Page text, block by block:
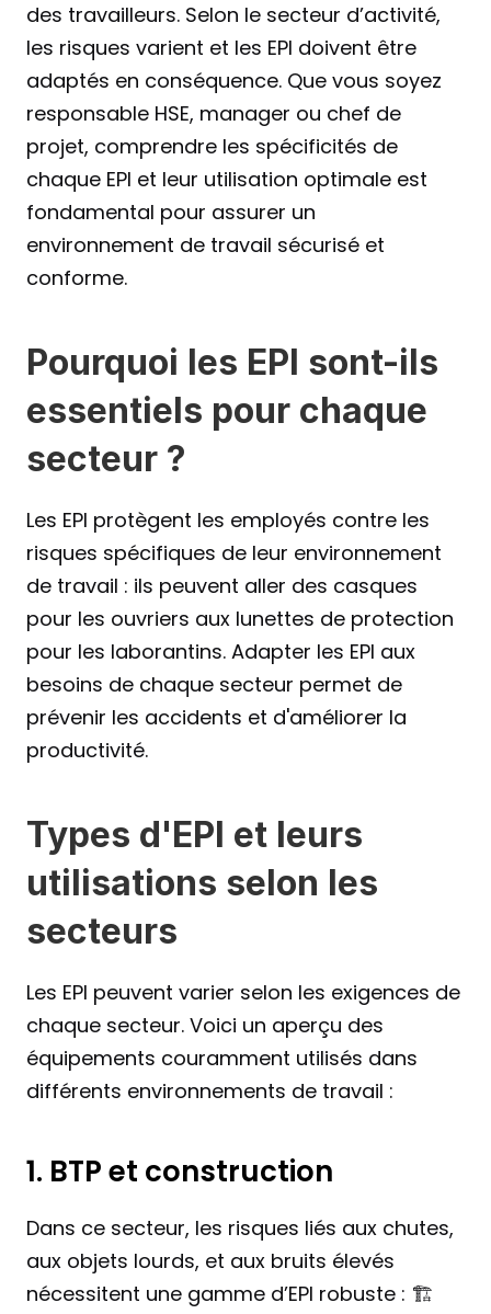
des travailleurs. Selon le secteur d’activité,
les risques varient et les EPI doivent être
adaptés en conséquence. Que vous soyez
responsable HSE, manager ou chef de
projet, comprendre les spécificités de
chaque EPI et leur utilisation optimale est
fondamental pour assurer un
environnement de travail sécurisé et
conforme.
Pourquoi les EPI sont-ils
essentiels pour chaque
secteur ?
Les EPI protègent les employés contre les
risques spécifiques de leur environnement
de travail : ils peuvent aller des casques
pour les ouvriers aux lunettes de protection
pour les laborantins. Adapter les EPI aux
besoins de chaque secteur permet de
prévenir les accidents et d'améliorer la
productivité.
Types d'EPI et leurs
utilisations selon les
secteurs
Les EPI peuvent varier selon les exigences de
chaque secteur. Voici un aperçu des
équipements couramment utilisés dans
différents environnements de travail :
1. BTP et construction
Dans ce secteur, les risques liés aux chutes,
aux objets lourds, et aux bruits élevés
nécessitent une gamme d’EPI robuste : 🏗️